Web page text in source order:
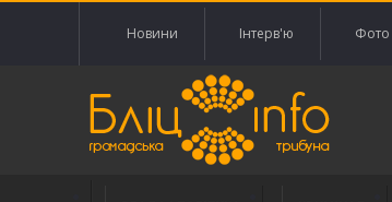
Новини Інтерв'ю Фото